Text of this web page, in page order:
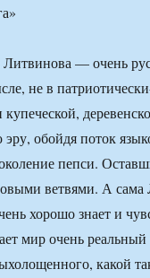
Литвинова — очень
не в
обойдя поток
пепси.
ветвями. А
хорошо знает и
мир очень
какой